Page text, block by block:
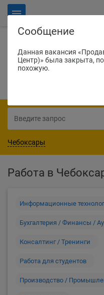
Для работодателей
1151соискатель нашли
Чебоксары
Работа в
Информационные
Бухгалтерия / Финансы /
Консалтинг / Тренинги
Работа для студентов
Производство /
Сообщение
Данная вакансия
Центр)» была закрыта,
похожую.